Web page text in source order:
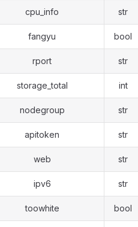
cpu_info str
fangyu bool
rport str
storage_total int
nodegroup str
apitoken str
web str
ipv6 str
toowhite bool